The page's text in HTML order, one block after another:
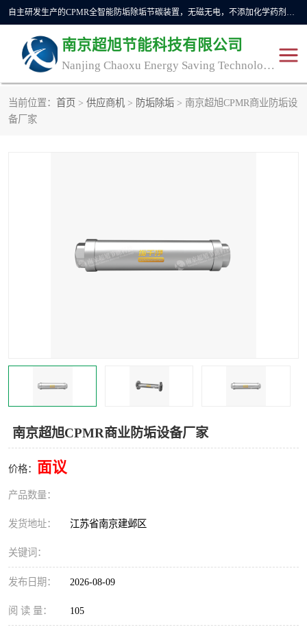
自主研发生产的CPMR全智能防垢除垢节碳装置，无磁无电，不添加化学药剂，*了国内纯物理除垢技术领域空白，其性能处于国际领先水平。广泛应用于石油炼化、钢铁冶炼、电力、煤矿、化工、供暖、压铸、汽车制造、涉水家电等行业。
南京超旭节能科技有限公司
Nanjing Chaoxu Energy Saving Technology Co., Ltd
当前位置： 首页 > 供应商机 > 防垢除垢 > 南京超旭CPMR商业防垢设
备厂家
南京超旭CPMR商业防垢设备厂家
价格： 面议
产品数量：
发货地址： 江苏省南京建邺区
关键词：
发布日期： 2026-08-09
阅 读 量： 105
CPMR
CPMR商用防垢器/家用防